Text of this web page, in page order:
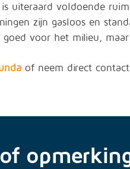
uiteraard voldoende
zijn gasloos en
goed voor het milieu,
of neem direct